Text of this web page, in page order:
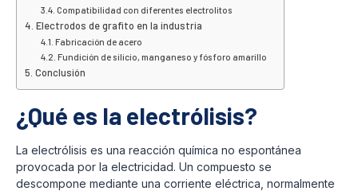
Compatibilidad con diferentes electrolitos
Electrodos de grafito en la industria
Fabricación de acero
Fundición de silicio, manganeso y fósforo amarillo
Conclusión
¿Qué es la electrólisis?
La electrólisis es una reacción química no espontánea
provocada por la electricidad. Un compuesto se
descompone mediante una corriente eléctrica, normalmente